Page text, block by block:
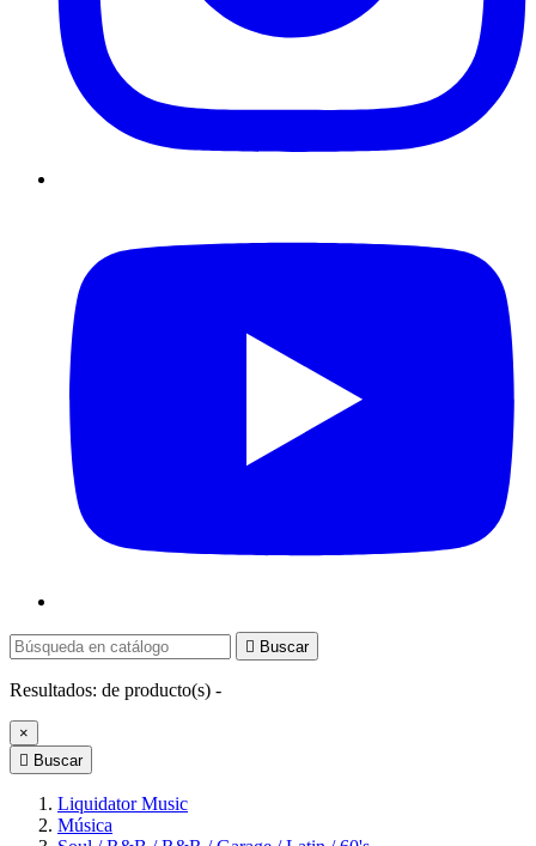
 Buscar
Resultados: de producto(s) -
×
 Buscar
Liquidator Music
Música